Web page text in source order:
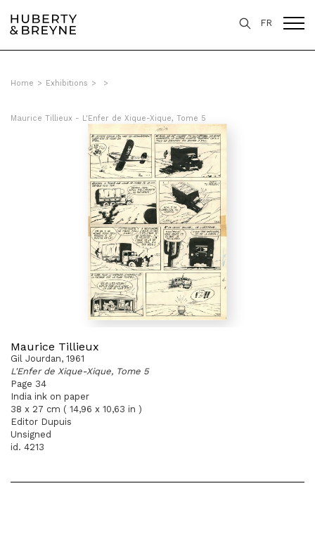
FR
Home > Exhibitions > >
Maurice Tillieux - L'Enfer de Xique-Xique, Tome 5
Maurice Tillieux
Gil Jourdan, 1961
L'Enfer de Xique-Xique, Tome 5
Page 34
India ink on paper
38 x 27 cm ( 14,96 x 10,63 in )
Editor Dupuis
Unsigned
id. 4213